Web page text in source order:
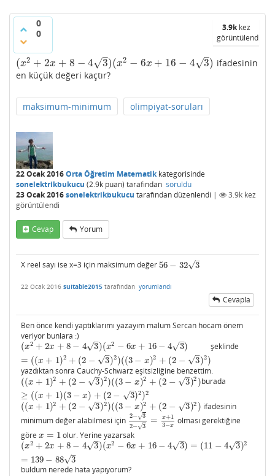
0
0
3.9kkez
görüntülendi
(x2 + 2x + 8 − 4 3
–
√ )(x2 − 6x + 16 − 4 3
–
√ )
(x2+ 2x +8− 43 (x 2− 6x+16−43)
ifadesinin
en küçük değeri kaçtır?
maksimum-minimum olimpiyat-soruları
22 Ocak 2016Orta Öğretim Matematikkategorisinde
sonelektrikbukucu (2.9k puan) tarafından soruldu
23 Ocak 2016sonelektrikbukucu tarafındandüzenlendi | 3.9k kez
görüntülendi
Cevap Yorum
X reel sayı ise x=3 için maksimum değer56 − 32 3
–
√
56 −323
22 Ocak 2016 suitable2015 tarafından yorumlandı
Cevapla
Ben önce kendi yaptıklarımı yazayım malum Sercan hocam önem
veriyor bunlara :)
(x2 + 2x + 8 − 4 3
–
√ )(x2 − 6x + 16 − 4 3
–
√ )
= ((x + 1)2 + (2 − 3
–
√ )2)((3 − x)2 + (2 − 3
–
√ )2 )
(x2+ 2x +8− 43 )(x2− 6x+16−43 )=( (x+ 1)2 +(2 −3 )2)((3− −3)2)
şeklinde
yazdıktan sonra Cauchy-Schwarz eşitsizliğine benzettim.
((x + 1)2 + (2 − 3
–
√ )2 )((3 − x)2 + (2 − 3
–
√ )2 )
≥ ((x + 1)(3 − x) + (2 − 3
–
√ )2)2
((x+ 1)2 +(2 −3) 2)( 3− x)2+(2−3)2 )≥( (x+1 )(3 −x) +(2 −3)2)2burada
((x + 1)2 + (2 − 3
–
√ )2 )((3 − x)2 + (2 − 3
–
√ )2 )
((x+ 1)2 +(2 −3) 2)( 3− x)2+(2−3)2 )
ifadesinin
minimum değer alabilmesi için 2− 3
√
2− 3
√
= x+1
3−x
2−32− 3= +13 −x
olması gerektiğine
göre x = 1
x= 1
olur. Yerine yazarsak
(x2 + 2x + 8 − 4 3
–
√ )(x2 − 6x + 16 − 4 3
–
√ ) = (11 − 4 3
–
√ )2
= 139 − 88 3
–
√
(x2+ 2x +8− 43 )(x2− 6x+16−43 )=( 11− 43 )2= 139−883
buldum nerede hata yapıyorum?